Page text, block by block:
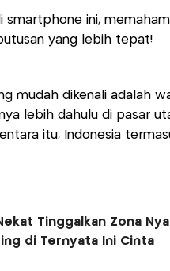
smartphone ini,
yang lebih tepat!
mudah dikenali adalah
lebih dahulu di pasar
itu, Indonesia
Tinggalkan Zona
di Ternyata Ini Cinta